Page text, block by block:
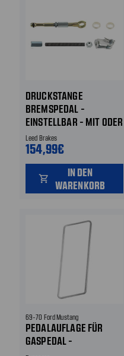
DRUCKSTANGE
BREMSPEDAL -
EINSTELLBAR - MIT ODER
OHNE
BREMSKRAFTVERSTÄRKER
Leed Brakes
154,99€
shopping_cart
IN DEN
WARENKORB
69-70 Ford Mustang
PEDALAUFLAGE FÜR
GASPEDAL -